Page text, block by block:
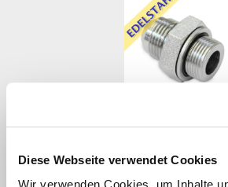
Diese Webseite verwendet Cookies
Adapter AGJ 1 7/8" - AGR-F 1" Edelstahl